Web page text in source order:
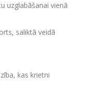
uzglabāšanai vienā
saliktā veidā
kas krietni